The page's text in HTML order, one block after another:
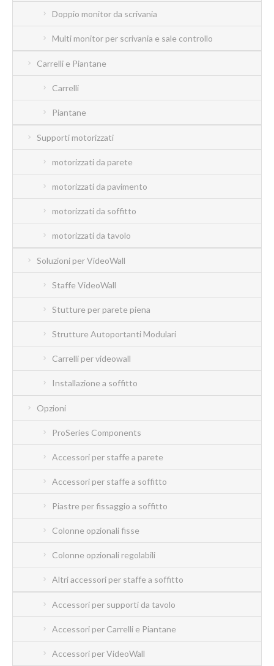
Doppio monitor da scrivania
Multi monitor per scrivania e sale controllo
Carrelli e Piantane
Carrelli
Piantane
Supporti motorizzati
motorizzati da parete
motorizzati da pavimento
motorizzati da soffitto
motorizzati da tavolo
Soluzioni per VideoWall
Staffe VideoWall
Stutture per parete piena
Strutture Autoportanti Modulari
Carrelli per videowall
Installazione a soffitto
Opzioni
ProSeries Components
Accessori per staffe a parete
Accessori per staffe a soffitto
Piastre per fissaggio a soffitto
Colonne opzionali fisse
Colonne opzionali regolabili
Altri accessori per staffe a soffitto
Accessori per supporti da tavolo
Accessori per Carrelli e Piantane
Accessori per VideoWall